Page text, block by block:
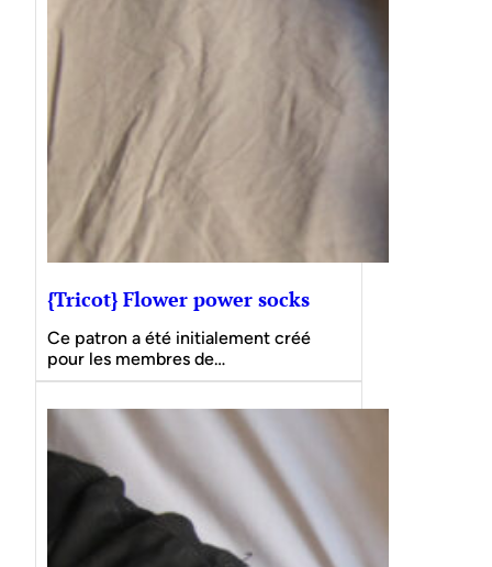
{Tricot} Flower power socks
Ce patron a été initialement créé
pour les membres de…